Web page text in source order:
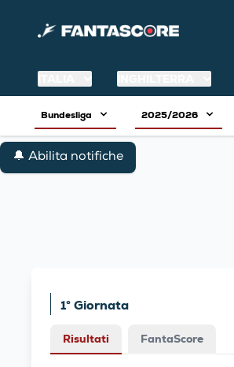
Bundesliga 2025/2026
🔔 Abilita notifiche
1° Giornata
Risultati FantaScore